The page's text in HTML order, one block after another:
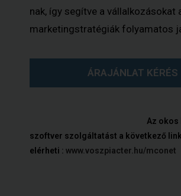
nak, így segítve a vállalkozásokat
marketingstratégiák folyamatos
ÁRAJÁNLAT KÉRÉS
Az okos
szoftver szolgáltatást a következő
elérheti : www.voszpiacter.hu/mconet